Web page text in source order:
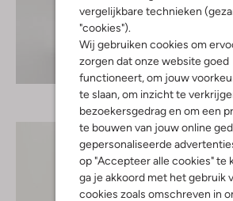
vergelijkbare technieken
"cookies").
Wij gebruiken cookies om
zorgen dat onze website goed
functioneert, om jouw
te slaan, om inzicht te
bezoekersgedrag en om een
te bouwen van jouw online
gepersonaliseerde
op "Accepteer alle cookies" te
ga je akkoord met het gebruik
cookies zoals omschreven in
Ontdek de look